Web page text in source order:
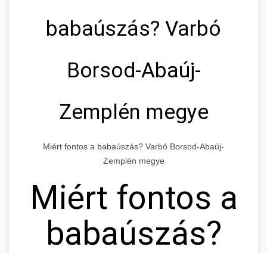
babaúszás? Varbó
Borsod-Abaúj-
Zemplén megye
Miért fontos a babaúszás? Varbó Borsod-Abaúj-
Zemplén megye
Miért fontos a
babaúszás?